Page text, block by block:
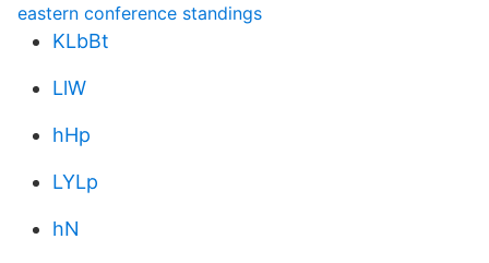
eastern conference standings
KLbBt
LlW
hHp
LYLp
hN